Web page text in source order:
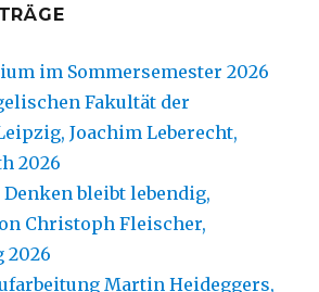
im Sommersemester 2026
Fakultät der
Joachim Leberecht,
2026
bleibt lebendig,
Christoph Fleischer,
2026
Martin Heideggers,